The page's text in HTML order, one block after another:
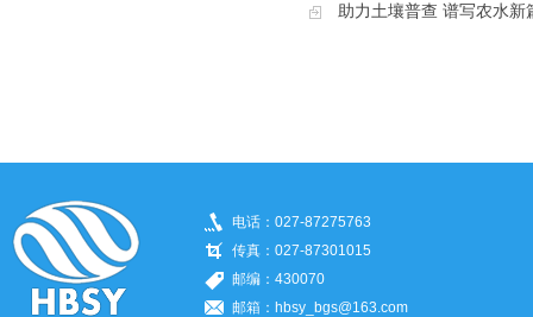
助力土壤普查 谱写农水
电话：027-87275763
传真：027-87301015
邮编：430070
邮箱：hbsy_bgs@163.com